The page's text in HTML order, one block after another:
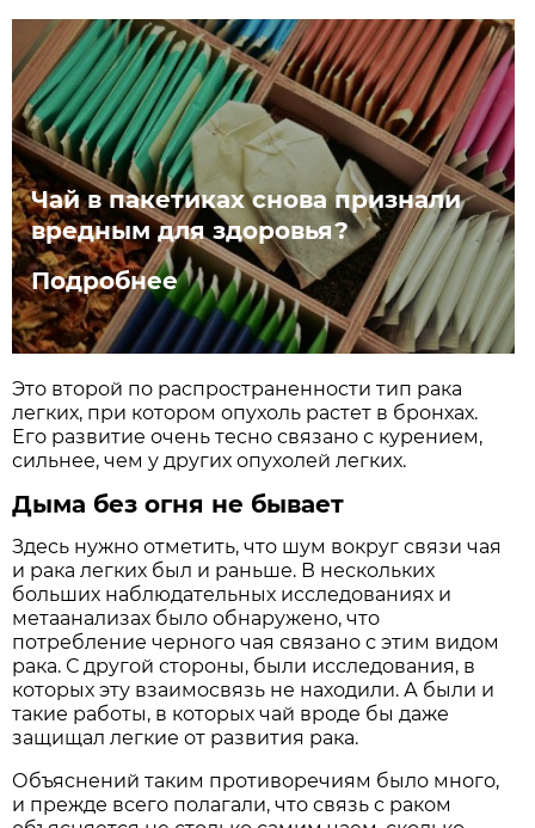
Чай в пакетиках снова признали
вредным для здоровья?
Подробнее
Это второй по распространенности тип рака
легких, при котором опухоль растет в бронхах.
Его развитие очень тесно связано с курением,
сильнее, чем у других опухолей легких.
Дыма без огня не бывает
Здесь нужно отметить, что шум вокруг связи чая
и рака легких был и раньше. В нескольких
больших наблюдательных исследованиях и
метаанализах было обнаружено, что
потребление черного чая связано с этим видом
рака. С другой стороны, были исследования, в
которых эту взаимосвязь не находили. А были и
такие работы, в которых чай вроде бы даже
защищал легкие от развития рака.
Объяснений таким противоречиям было много,
и прежде всего полагали, что связь с раком